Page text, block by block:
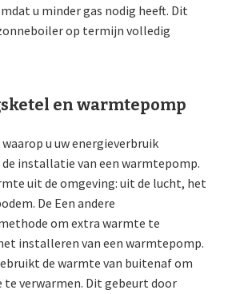
u minder gas nodig heeft. Dit
op termijn volledig
en warmtepomp
u uw energieverbruik
installatie van een warmtepomp.
uit de omgeving: uit de lucht, het
De Een andere
om extra warmte te
installeren van een warmtepomp.
de warmte van buitenaf om
te verwarmen. Dit gebeurt door